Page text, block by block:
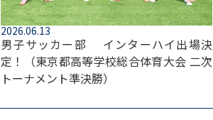
2026.06.13
男子サッカー部 インターハイ出場決
定！（東京都高等学校総合体育大会 二次
トーナメント準決勝）